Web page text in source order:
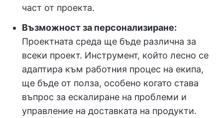
част от проекта.
Възможност за персонализиране:
Проектната среда ще бъде различна за
всеки проект. Инструмент, който лесно се
адаптира към работния процес на екипа,
ще бъде от полза, особено когато става
въпрос за ескалиране на проблеми и
управление на доставката на продукти.